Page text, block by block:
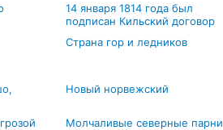
14 января 1814 года был
подписан Кильский договор
Страна гор и ледников
Новый норвежский
Молчаливые северные парни